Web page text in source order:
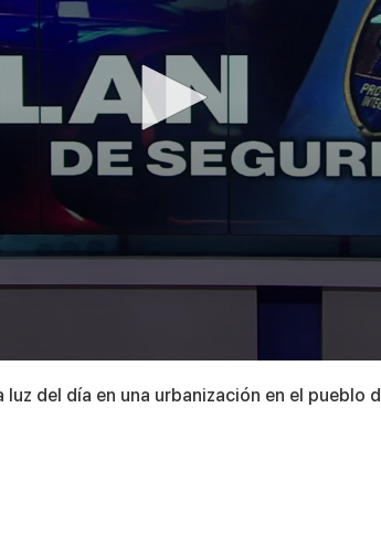
del día en una urbanización en el pueblo